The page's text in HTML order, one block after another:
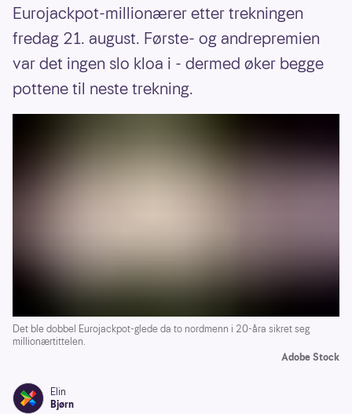
Eurojackpot-millionærer etter trekningen
fredag 21. august. Første- og andrepremien
var det ingen slo kloa i - dermed øker begge
pottene til neste trekning.
Det ble dobbel Eurojackpot-glede da to nordmenn i 20-åra sikret seg
millionærtittelen.
Adobe Stock
Elin
Bjørn